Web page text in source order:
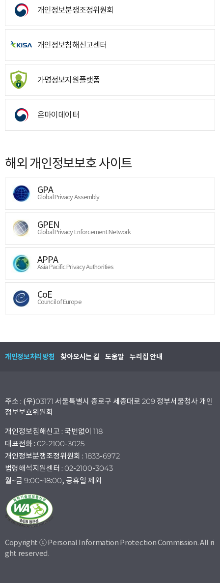
개인정보분쟁조정위원회
개인정보침해신고센터
가명정보지원플랫폼
온마이데이터
해외 개인정보보호 사이트
GPA
Global Privacy Assembly
GPEN
Global Privacy Enforcement Network
APPA
Asia Pacific Privacy Authorities
CoE
Council of Europe
개인정보처리방침 찾아오시는 길 도움말 누리집 안내
주소 : (우)03171 서울특별시 종로구 세종대로 209 정부서울청사 개인
정보보호위원회
개인정보침해신고 : 국번없이 118
대표전화 : 02-2100-3025
개인정보분쟁조정위원회 : 1833-6972
법령해석지원센터 : 02-2100-3043
월~금 9:00~18:00, 공휴일 제외
Copyright ⓒ Personal Information Protection Commission. All ri
ght reserved.